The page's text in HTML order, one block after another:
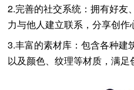
2.完善的社交系统：拥有好友
力与他人建立联系，分享创作
3.丰富的素材库：包含各种建
以及颜色、纹理等材质，满足